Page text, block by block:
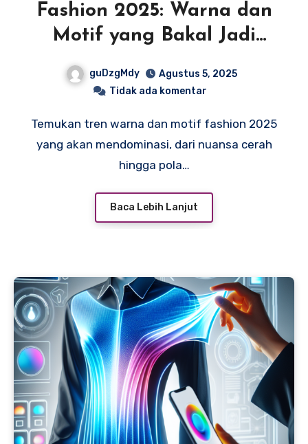
Fashion 2025: Warna dan
Motif yang Bakal Jadi
Primadona Tahun Ini
guDzgMdy
Agustus 5, 2025
Tidak ada komentar
Temukan tren warna dan motif fashion 2025
yang akan mendominasi, dari nuansa cerah
hingga pola…
Baca Lebih Lanjut